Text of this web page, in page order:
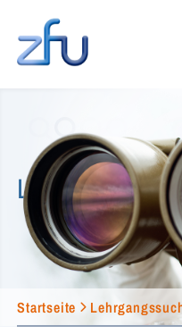
Zentralstelle für
Startseite